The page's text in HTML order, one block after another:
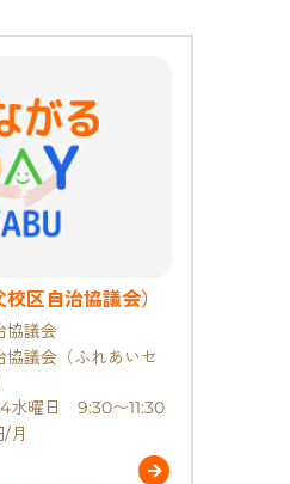
区自治協議会）
協議会
協議会（ふれあいセ
水曜日 9:30〜11:30
月